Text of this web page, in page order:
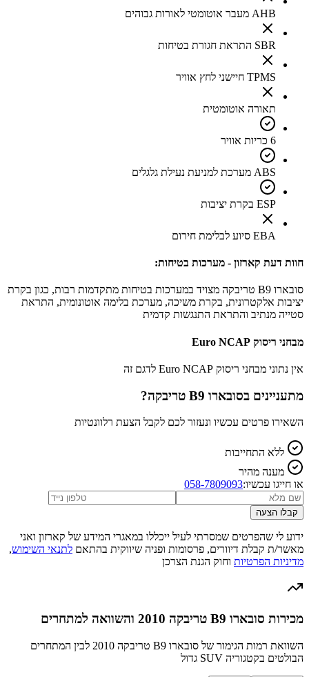
AHB מעבר אוטומטי לאורות גבוהים
SBR התראת חגורת בטיחות
TPMS חיישני לחץ אוויר
תאורה אוטומטית
6 כריות אוויר
ABS מערכת למניעת נעילת גלגלים
ESP בקרת יציבות
EBA סיוע לבלימת חירום
חוות דעת קארזון - מערכות בטיחות:
סובארו B9 טריבקה מצויד במערכות בטיחות מתקדמות רבות, כגון בקרת
יציבות אלקטרונית, בקרת משיכה, מערכת בלימה אוטונומית, התראת
סטייה מנתיב והתראת התנגשות קדמית
מבחני ריסוק Euro NCAP
אין נתוני מבחני ריסוק Euro NCAP לדגם זה
מתעניינים בסובארו B9 טריבקה ?
השאירו פרטים עכשיו ונעזור לכם לקבל הצעת רלוונטיות
ללא התחייבות
מענה מהיר
או חייגו עכשיו:058-7809093
קבלו הצעה
ידוע לי שהפרטים שמסרתי לעיל ייכללו במאגרי המידע של קארזון ואני
מאשר/ת קבלת דיוורים, פרסומות ופניה שיווקית בהתאם לתנאי השימוש,
מדיניות הפרטיות וחוק הגנת הצרכן
מכירות סובארו B9 טריבקה 2010 והשוואה למתחרים
השוואת רמות הגימור של סובארו B9 טריבקה 2010 לבין המתחרים
הבולטים בקטגוריה SUV גדול